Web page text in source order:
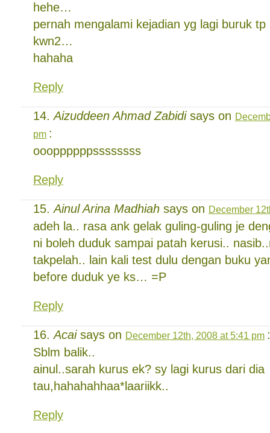
hehe…
pernah mengalami kejadian yg lagi buruk
kwn2…
hahaha
Reply
Aizuddeen Ahmad Zabidisays on
pm :
oooppppppssssssss
Reply
Ainul Arina Madhiah says on December
adeh la.. rasa ank gelak guling-guling je
ni boleh duduk sampai patah kerusi..
takpelah.. lain kali test dulu dengan buku
before duduk ye ks… =P
Reply
Acaisays on December 12th, 2008 at 5:41 pm :
Sblm balik..
ainul..sarah kurus ek? sy lagi kurus dari dia
tau,hahahahhaa*laariikk..
Reply